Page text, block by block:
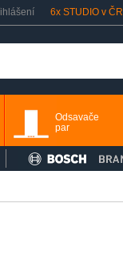
6x STUDIO v ČR
Odsavače
par